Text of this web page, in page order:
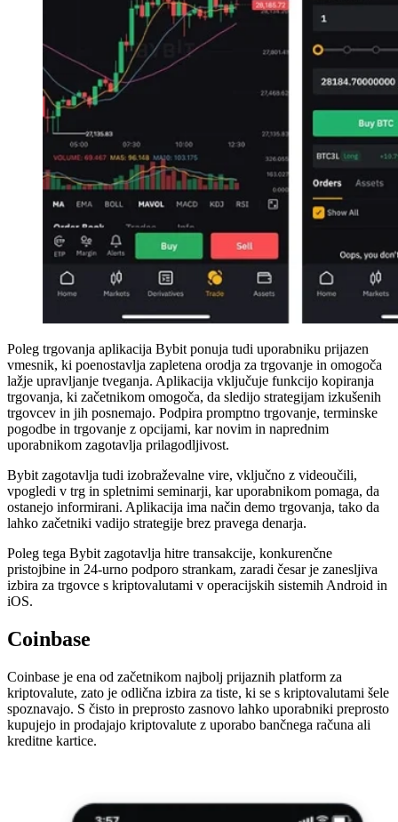
Poleg trgovanja aplikacija Bybit ponuja tudi uporabniku prijazen
vmesnik, ki poenostavlja zapletena orodja za trgovanje in omogoča
lažje upravljanje tveganja. Aplikacija vključuje funkcijo kopiranja
trgovanja, ki začetnikom omogoča, da sledijo strategijam izkušenih
trgovcev in jih posnemajo. Podpira promptno trgovanje, terminske
pogodbe in trgovanje z opcijami, kar novim in naprednim
uporabnikom zagotavlja prilagodljivost.
Bybit zagotavlja tudi izobraževalne vire, vključno z videoučili,
vpogledi v trg in spletnimi seminarji, kar uporabnikom pomaga, da
ostanejo informirani. Aplikacija ima način demo trgovanja, tako da
lahko začetniki vadijo strategije brez pravega denarja.
Poleg tega Bybit zagotavlja hitre transakcije, konkurenčne
pristojbine in 24-urno podporo strankam, zaradi česar je zanesljiva
izbira za trgovce s kriptovalutami v operacijskih sistemih Android in
iOS.
Coinbase
Coinbase je ena od začetnikom najbolj prijaznih platform za
kriptovalute, zato je odlična izbira za tiste, ki se s kriptovalutami šele
spoznavajo. S čisto in preprosto zasnovo lahko uporabniki preprosto
kupujejo in prodajajo kriptovalute z uporabo bančnega računa ali
kreditne kartice.